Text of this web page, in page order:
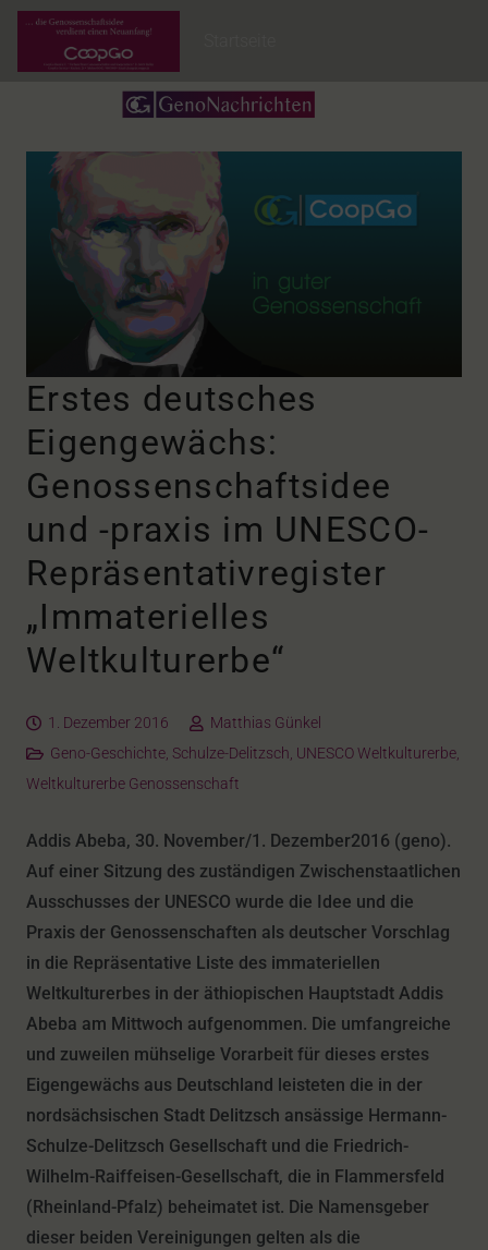
Erstes deutsches
Eigengewächs:
Genossenschaftsidee
und -praxis im UNESCO-
Repräsentativregister
„Immaterielles
Weltkulturerbe“
1. Dezember 2016
Matthias Günkel
Geno-Geschichte, Schulze-Delitzsch, UNESCO Weltkulturerbe,
Weltkulturerbe Genossenschaft
Addis Abeba, 30. November/1. Dezember2016 (geno).
Auf einer Sitzung des zuständigen Zwischenstaatlichen
Ausschusses der UNESCO wurde die Idee und die
Praxis der Genossenschaften als deutscher Vorschlag
in die Repräsentative Liste des immateriellen
Weltkulturerbes in der äthiopischen Hauptstadt Addis
Abeba am Mittwoch aufgenommen. Die umfangreiche
und zuweilen mühselige Vorarbeit für dieses erstes
Eigengewächs aus Deutschland leisteten die in der
nordsächsischen Stadt Delitzsch ansässige Hermann-
Schulze-Delitzsch Gesellschaft und die Friedrich-
Wilhelm-Raiffeisen-Gesellschaft, die in Flammersfeld
(Rheinland-Pfalz) beheimatet ist. Die Namensgeber
dieser beiden Vereinigungen gelten als die